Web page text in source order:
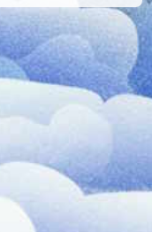
تعليق الرئيسية
2026/08/05 Language: